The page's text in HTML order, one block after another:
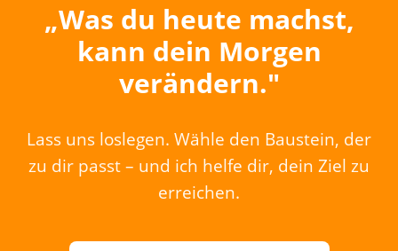
„Was du heute machst,
kann dein Morgen
verändern."
Lass uns loslegen. Wähle den Baustein, der
zu dir passt – und ich helfe dir, dein Ziel zu
erreichen.